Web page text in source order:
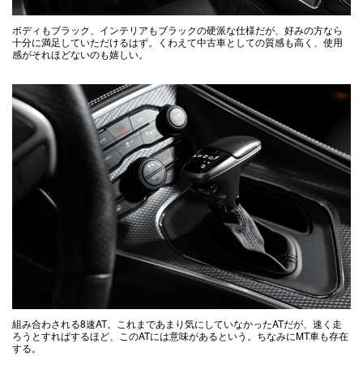
ボディもブラック、インテリアもブラックの硬派な仕様だが、好みの方なら
十分に満足していただけるはず。くわえて中古車としての質感も高く、使用
感がそれほどないのも嬉しい。
組み合わされる8速AT。これまであまり気にしていなかったATだが、速く走
ろうとすればするほど、このATには意味があるという。ちなみにMT車も存在
する。